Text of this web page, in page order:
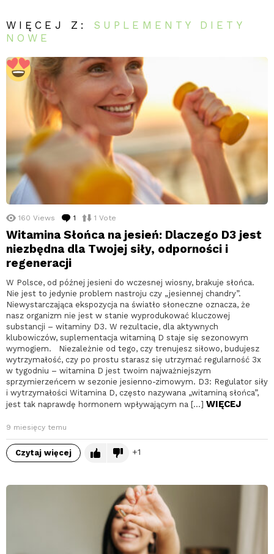
WIĘCEJ Z: SUPLEMENTY DIETY
NOWE
160 Views 1 komentarz
1 Vote
Witamina Słońca na jesień: Dlaczego D3 jest
niezbędna dla Twojej siły, odporności i
regeneracji
W Polsce, od późnej jesieni do wczesnej wiosny, brakuje słońca.
Nie jest to jedynie problem nastroju czy „jesiennej chandry”.
Niewystarczająca ekspozycja na światło słoneczne oznacza, że
nasz organizm nie jest w stanie wyprodukować kluczowej
substancji – witaminy D3. W rezultacie, dla aktywnych
klubowiczów, suplementacja witaminą D staje się sezonowym
wymogiem. Niezależnie od tego, czy trenujesz siłowo, budujesz
wytrzymałość, czy po prostu starasz się utrzymać regularność 3x
w tygodniu – witamina D jest twoim najważniejszym
sprzymierzeńcem w sezonie jesienno-zimowym. D3: Regulator siły
i wytrzymałości Witamina D, często nazywana „witaminą słońca”,
jest tak naprawdę hormonem wpływającym na […] WIĘCEJ
9 miesięcy temu
Czytaj więcej 1